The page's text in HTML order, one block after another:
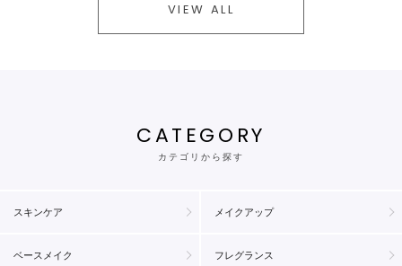
VIEW ALL
CATEGORY
カテゴリから探す
スキンケア メイクアップ
ベースメイク フレグランス